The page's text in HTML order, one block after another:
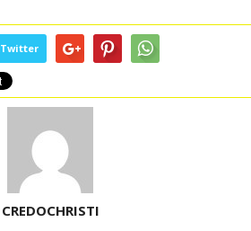
Twitter
CREDOCHRISTI